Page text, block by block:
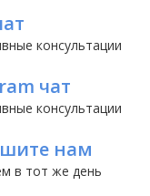
консультации
чат
консультации
нам
в тот же день